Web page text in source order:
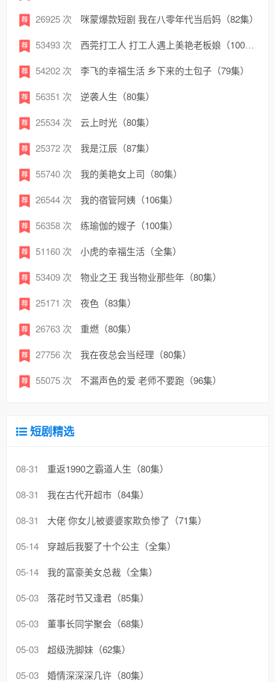
26925 次
咪蒙爆款短剧 我在八零年代当后妈（82集）
53493 次
西莞打工人 打工人遇上美艳老板娘（100集）
54202 次
李飞的幸福生活 乡下来的土包子（79集）
56351 次
逆袭人生（80集）
25534 次
云上时光（80集）
25372 次
我是江辰（87集）
55740 次
我的美艳女上司（80集）
26544 次
我的宿管阿姨（106集）
56358 次
练瑜伽的嫂子（100集）
51160 次
小虎的幸福生活（全集）
53409 次
物业之王 我当物业那些年（80集）
25171 次
夜色（83集）
26763 次
重燃（80集）
27756 次
我在夜总会当经理（80集）
55075 次
不漏声色的爱 老师不要跑（96集）
短剧精选
08-31
重返1990之霸道人生（80集）
08-31
我在古代开超市（84集）
08-31
大佬 你女儿被婆婆家欺负惨了（71集）
05-14
穿越后我娶了十个公主（全集）
05-14
我的富豪美女总裁（全集）
05-03
落花时节又逢君（85集）
05-03
董事长同学聚会（68集）
05-03
超级洗脚妹（62集）
05-03
婚情深深深几许（80集）